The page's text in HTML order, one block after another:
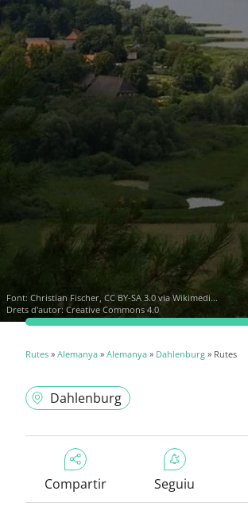
Font: Christian Fischer, CC BY-SA 3.0 via Wikimedi...
Drets d'autor: Creative Commons 4.0
Rutes » Alemanya » Alemanya » Dahlenburg » Rutes
Dahlenburg
Compartir Seguiu